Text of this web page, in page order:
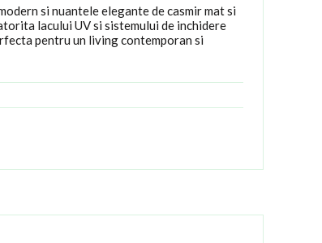
si nuantele elegante de casmir mat si
lacului UV si sistemului de inchidere
pentru un living contemporan si